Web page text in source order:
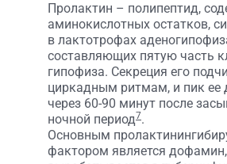
Пролактин – полипептид,
аминокислотных остатков,
в лактотрофах
составляющих пятую часть
гипофиза. Секреция его
циркадным ритмам, и пик ее
через 60-90 минут после
ночной период7.
Основным
фактором является